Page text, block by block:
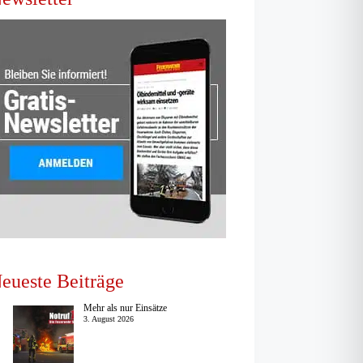
Beiträge
Mehr als nur Einsätze
3. August 2026